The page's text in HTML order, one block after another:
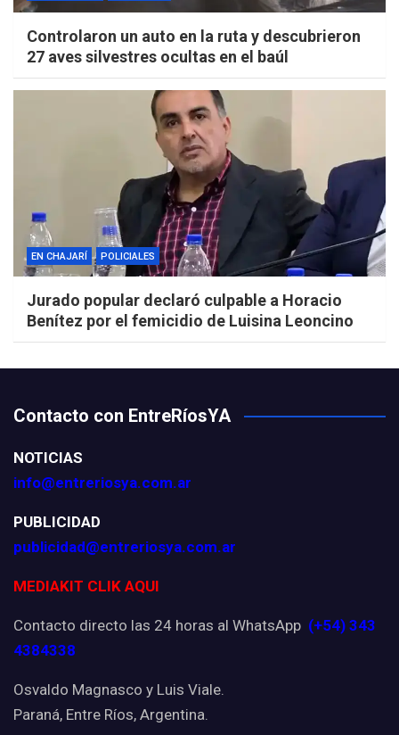
Controlaron un auto en la ruta y descubrieron
27 aves silvestres ocultas en el baúl
EN CHAJARÍ POLICIALES
Jurado popular declaró culpable a Horacio
Benítez por el femicidio de Luisina Leoncino
Contacto con EntreRíosYA
NOTICIAS
info@entreriosya.com.ar
PUBLICIDAD
publicidad@entreriosya.com.ar
MEDIAKIT CLIK AQUI
Contacto directo las 24 horas al WhatsApp (+54) 343
4384338
Osvaldo Magnasco y Luis Viale.
Paraná, Entre Ríos, Argentina.